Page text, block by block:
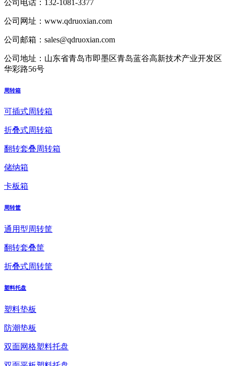
公司电话： 132-1081-3377
公司网址： www.qdruoxian.com
公司邮箱： sales@qdruoxian.com
公司地址： 山东省青岛市即墨区青岛蓝谷高新技术产业开发区
华彩路56号
周转箱
可插式周转箱
折叠式周转箱
翻转套叠周转箱
储纳箱
卡板箱
周转筐
通用型周转筐
翻转套叠筐
折叠式周转筐
塑料托盘
塑料垫板
防潮垫板
双面网格塑料托盘